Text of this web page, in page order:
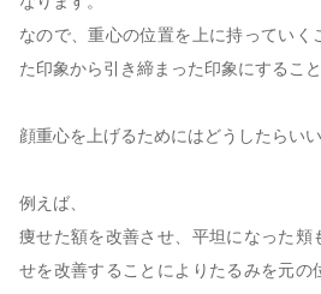
なので、重心の位置を上に持っていく
た印象から引き締まった印象にすること
顔重心を上げるためにはどうしたらい
例えば、
痩せた額を改善させ、平坦になった頬
せを改善することによりたるみを元の